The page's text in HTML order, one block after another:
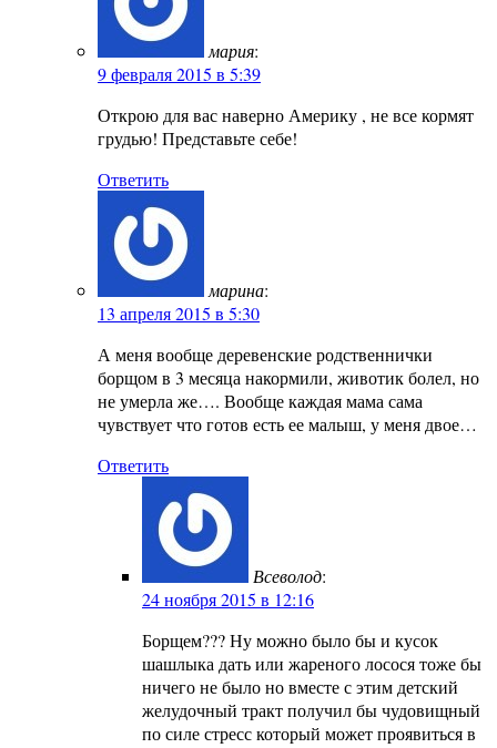
мария:
9 февраля 2015 в 5:39
Открою для вас наверно Америку , не все кормят
грудью! Представьте себе!
Ответить
марина:
13 апреля 2015 в 5:30
А меня вообще деревенские родственнички
борщом в 3 месяца накормили, животик болел, но
не умерла же…. Вообще каждая мама сама
чувствует что готов есть ее малыш, у меня двое…
Ответить
Всеволод:
24 ноября 2015 в 12:16
Борщем??? Ну можно было бы и кусок
шашлыка дать или жареного лосося тоже бы
ничего не было но вместе с этим детский
желудочный тракт получил бы чудовищный
по силе стресс который может проявиться в